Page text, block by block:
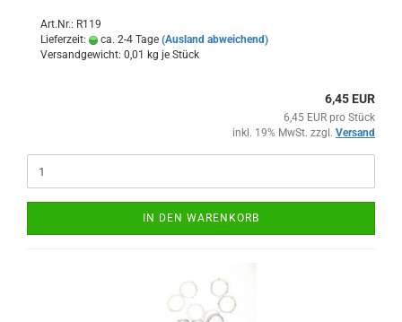
Art.Nr.: R119
Lieferzeit:
ca. 2-4 Tage (Ausland abweichend)
Versandgewicht: 0,01 kg je Stück
6,45 EUR
6,45 EUR pro Stück
inkl. 19% MwSt. zzgl. Versand
IN DEN WARENKORB